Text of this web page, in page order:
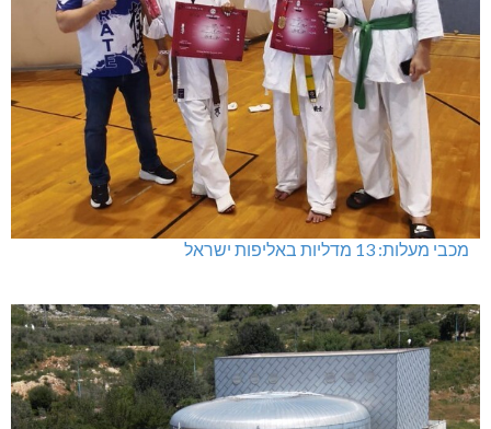
מתחברים: הגליל המערבי והעליון